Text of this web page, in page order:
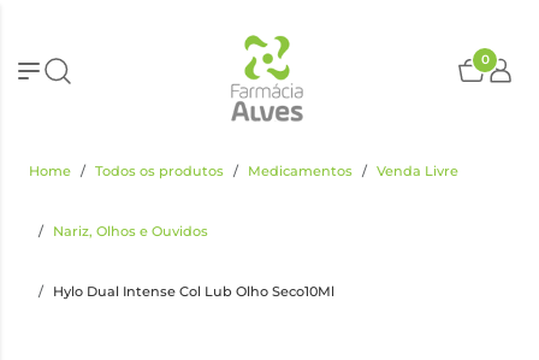
0
Home Todos os produtos Medicamentos Venda Livre
Nariz, Olhos e Ouvidos
Hylo Dual Intense Col Lub Olho Seco10Ml